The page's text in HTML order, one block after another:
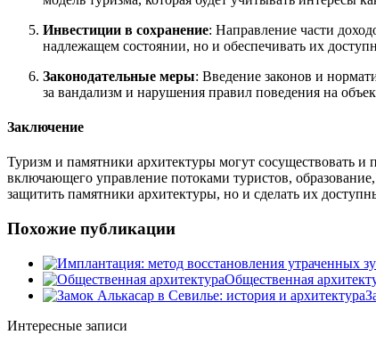
Инвестиции в сохранение: Направление части
надлежащем состоянии, но и обеспечивать их
Законодательные меры: Введение законов и
за вандализм и нарушения правил поведения на
Заключение
Туризм и памятники архитектуры могут сосуществовать и
включающего управление потоками туристов,
защитить памятники архитектуры, но и сделать их
Похожие публикации
Общественная
Интересные записи